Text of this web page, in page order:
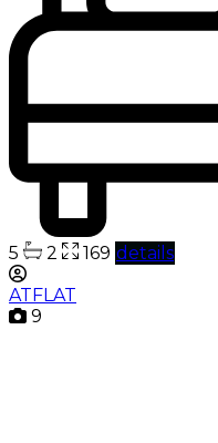
5 2 169 details
ATFLAT
9